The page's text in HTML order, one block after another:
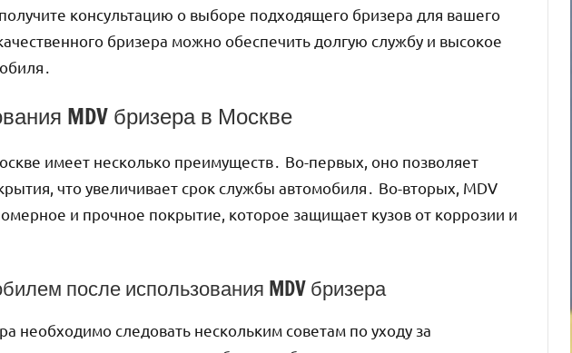
консультацию о выборе подходящего бризера для вашего
бризера можно обеспечить долгую службу и высокое
MDV бризера в Москве
имеет несколько преимуществ․ Во-первых, оно позволяет
что увеличивает срок службы автомобиля․ Во-вторых, MDV
и прочное покрытие, которое защищает кузов от коррозии и
после использования MDV бризера
необходимо следовать нескольким советам по уходу за